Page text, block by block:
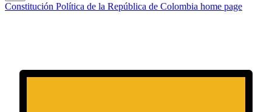
Constitución Política de la República de Colombia home page